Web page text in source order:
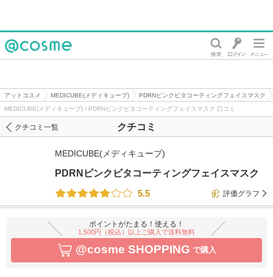
アットコスメ MEDICUBE(メディキューブ)
PDRNピンクビタコーティングフェイスマスク
MEDICUBE(メディキューブ) / PDRNピンクビタコーティングフェイスマスク 口コミ
クチコミ
クチコミ一覧
MEDICUBE(メディキューブ)
PDRNピンクビタコーティングフェイスマスク
5.5
評価グラフ
ポイントがたまる！使える！
1,500円（税込）以上ご購入で送料無料
@cosme SHOPPING で購入